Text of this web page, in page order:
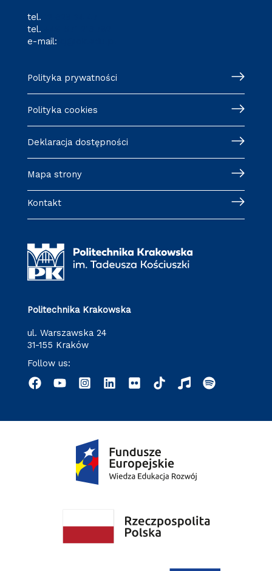
tel.
tel.
e-mail:
Polityka prywatności
Polityka cookies
Deklaracja dostępności
Mapa strony
Kontakt
Politechnika Krakowska
ul. Warszawska 24
31-155 Kraków
Follow us: